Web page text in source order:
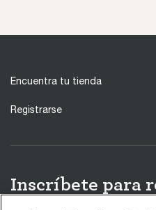
Encuentra tu tienda
Registrarse
Inscríbete para
información de